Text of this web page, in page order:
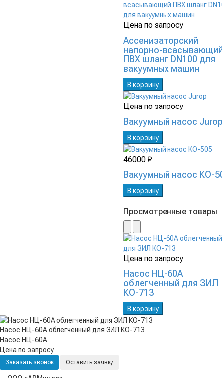
Цена по запросу
Ассенизаторский
напорно-
ПВХ шланг DN100 для
вакуумных машин
В корзину
Цена по запросу
Вакуумный насос Jurop
В корзину
46000 ₽
Вакуумный насос КО-
В корзину
Просмотренные товары
Цена по запросу
Насос НЦ-60А
облегченный для ЗИЛ
КО-713
В корзину
Насос НЦ-60А облегченный для ЗИЛ КО-713
Насос НЦ-60А
Цена по запросу
Заказать звонок Оставить заявку